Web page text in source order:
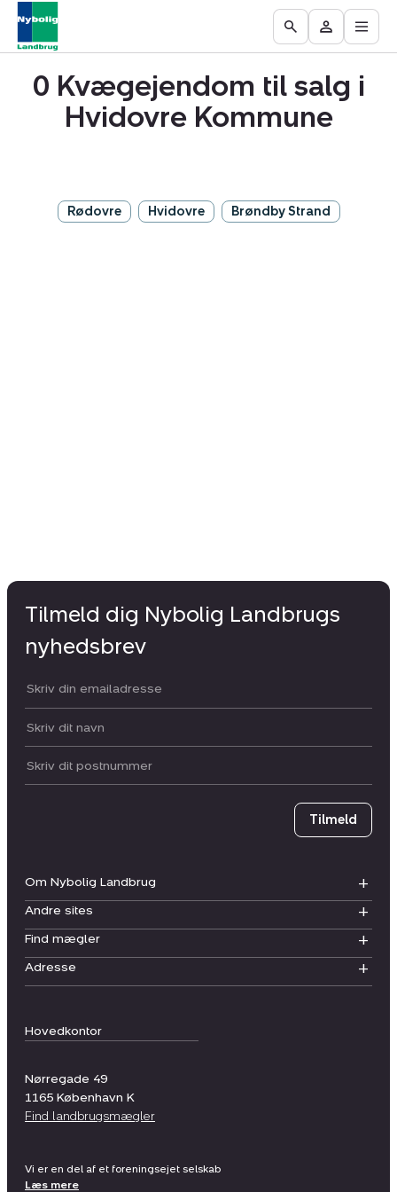
Ejendomme
til
Find
mægler
Få
vurderet
ejendom
Go
to
the
Search
page
Besøg
Mit
område
Åbn
0 Kvægejendom til salg i
Hvidovre Kommune
Rødovre Hvidovre Brøndby Strand
Hovedkontor
Nørregade 49
1165 København K
Find landbrugsmægler
Om Nybolig Landbrug
Andre sites
Find mægler
Adresse
Tilmeld dig Nybolig Landbrugs
nyhedsbrev
Din email:
Dit navn:
Postnummer
Tilmeld
Vi er en del af et foreningsejet selskab
Læs mere